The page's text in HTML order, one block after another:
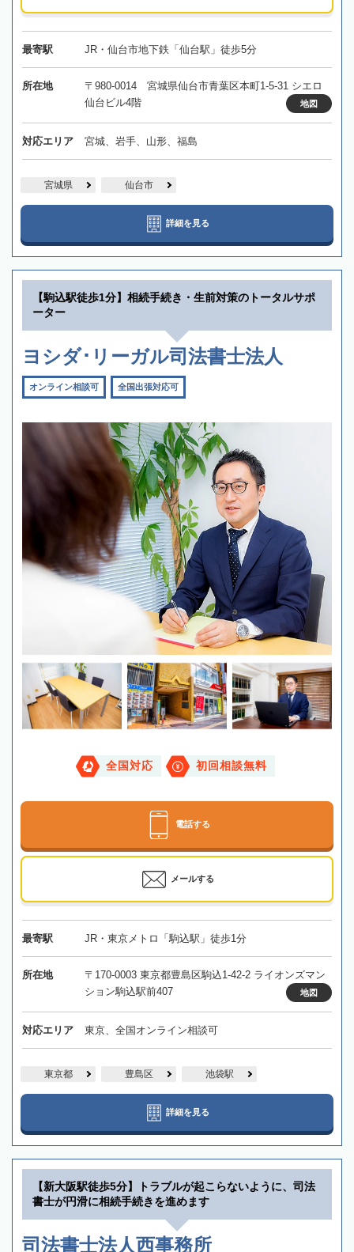
最寄駅 JR・仙台市地下鉄「仙台駅」徒歩5分
所在地
〒980-0014 宮城県仙台市青葉区本町1-5-31 シエロ
仙台ビル4階
地図
対応エリア 宮城、岩手、山形、福島
宮城県 仙台市
詳細を見る
【駒込駅徒歩1分】相続手続き・生前対策のトータルサポ
ーター
ヨシダ･リーガル司法書士法人
オンライン相談可 全国出張対応可
全国対応 初回相談無料
電話する
メールする
最寄駅 JR・東京メトロ「駒込駅」徒歩1分
所在地
〒170-0003 東京都豊島区駒込1-42-2 ライオンズマン
ション駒込駅前407
地図
対応エリア 東京、全国オンライン相談可
東京都 豊島区 池袋駅
詳細を見る
【新大阪駅徒歩5分】トラブルが起こらないように、司法
書士が円滑に相続手続きを進めます
司法書士法人西事務所